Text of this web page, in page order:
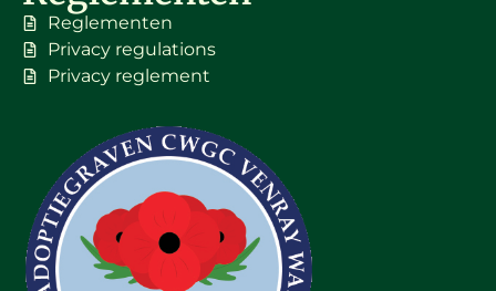
Reglementen
Privacy regulations
Privacy reglement